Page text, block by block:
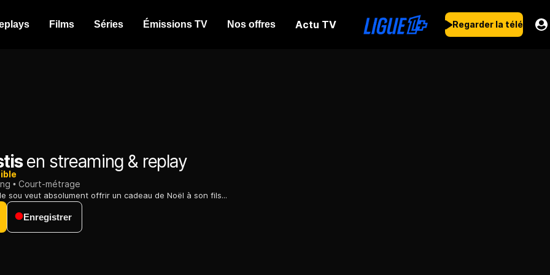
Films Séries Émissions TV Nos offres Actu TV Regarder la télé
en streaming & replay
Court-métrage
sou veut absolument offrir un cadeau de Noël à son fils...
Enregistrer